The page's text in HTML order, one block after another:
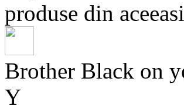
produse din
Brother Black on
Y